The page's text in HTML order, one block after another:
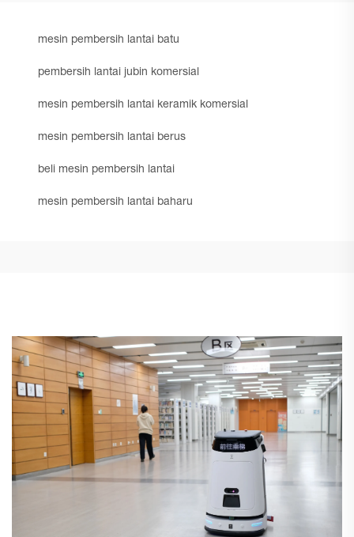
mesin pembersih lantai batu
pembersih lantai jubin komersial
mesin pembersih lantai keramik komersial
mesin pembersih lantai berus
beli mesin pembersih lantai
mesin pembersih lantai baharu